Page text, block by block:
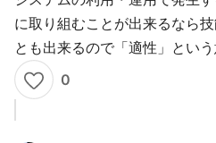
に取り組むことが出来るなら
とも出来るので「適性」という
0